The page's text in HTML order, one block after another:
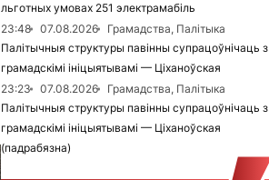
льготных умовах 251 электрамабіль
23:48
07.08.2026
Грамадства, Палітыка
Палітычныя структуры павінны супрацоўнічаць з
грамадскімі ініцыятывамі — Ціханоўская
23:23
07.08.2026
Грамадства, Палітыка
Палітычныя структуры павінны супрацоўнічаць з
грамадскімі ініцыятывамі — Ціханоўская
(падрабязна)